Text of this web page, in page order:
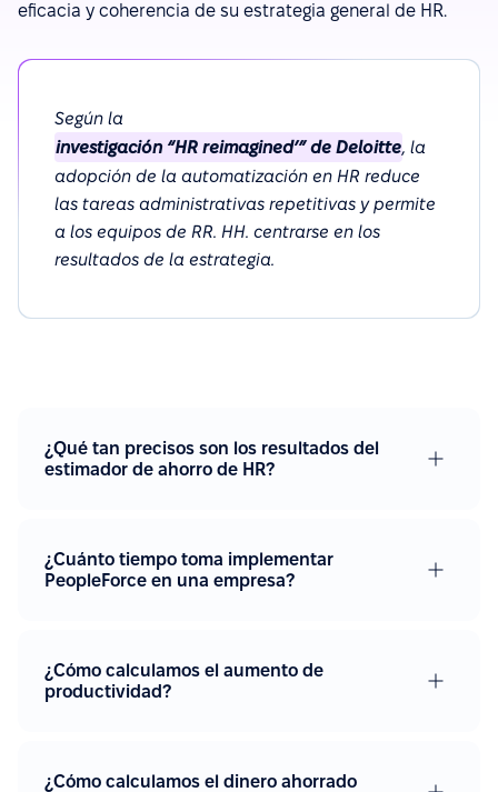
eficacia y coherencia de su estrategia general de HR.
Según la
investigación “HR reimagined’” de Deloitte, la
adopción de la automatización en HR reduce
las tareas administrativas repetitivas y permite
a los equipos de RR. HH. centrarse en los
resultados de la estrategia.
¿Qué tan precisos son los resultados del
estimador de ahorro de HR?
¿Cuánto tiempo toma implementar
PeopleForce en una empresa?
¿Cómo calculamos el aumento de
productividad?
¿Cómo calculamos el dinero ahorrado